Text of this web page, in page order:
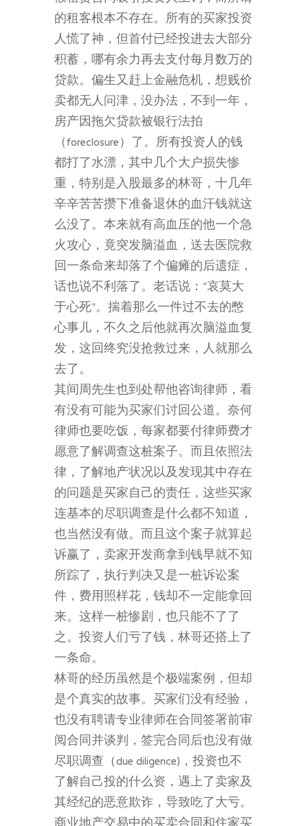
的租客根本不存在。所有的买家投资
人慌了神，但首付已经投进去大部分
积蓄，哪有余力再去支付每月数万的
贷款。偏生又赶上金融危机，想贱价
卖都无人问津，没办法，不到一年，
房产因拖欠贷款被银行法拍
（foreclosure）了。所有投资人的钱
都打了水漂，其中几个大户损失惨
重，特别是入股最多的林哥，十几年
辛辛苦苦攒下准备退休的血汗钱就这
么没了。本来就有高血压的他一个急
火攻心，竟突发脑溢血，送去医院救
回一条命来却落了个偏瘫的后遗症，
话也说不利落了。老话说：“哀莫大
于心死”。揣着那么一件过不去的憋
心事儿，不久之后他就再次脑溢血复
发，这回终究没抢救过来，人就那么
去了。
其间周先生也到处帮他咨询律师，看
有没有可能为买家们讨回公道。奈何
律师也要吃饭，每家都要付律师费才
愿意了解调查这桩案子。而且依照法
律，了解地产状况以及发现其中存在
的问题是买家自己的责任，这些买家
连基本的尽职调查是什么都不知道，
也当然没有做。而且这个案子就算起
诉赢了，卖家开发商拿到钱早就不知
所踪了，执行判决又是一桩诉讼案
件，费用照样花，钱却不一定能拿回
来。这样一桩惨剧，也只能不了了
之。投资人们亏了钱，林哥还搭上了
一条命。
林哥的经历虽然是个极端案例，但却
是个真实的故事。买家们没有经验，
也没有聘请专业律师在合同签署前审
阅合同并谈判，签完合同后也没有做
尽职调查（due diligence)，投资也不
了解自己投的什么资，遇上了卖家及
其经纪的恶意欺诈，导致吃了大亏。